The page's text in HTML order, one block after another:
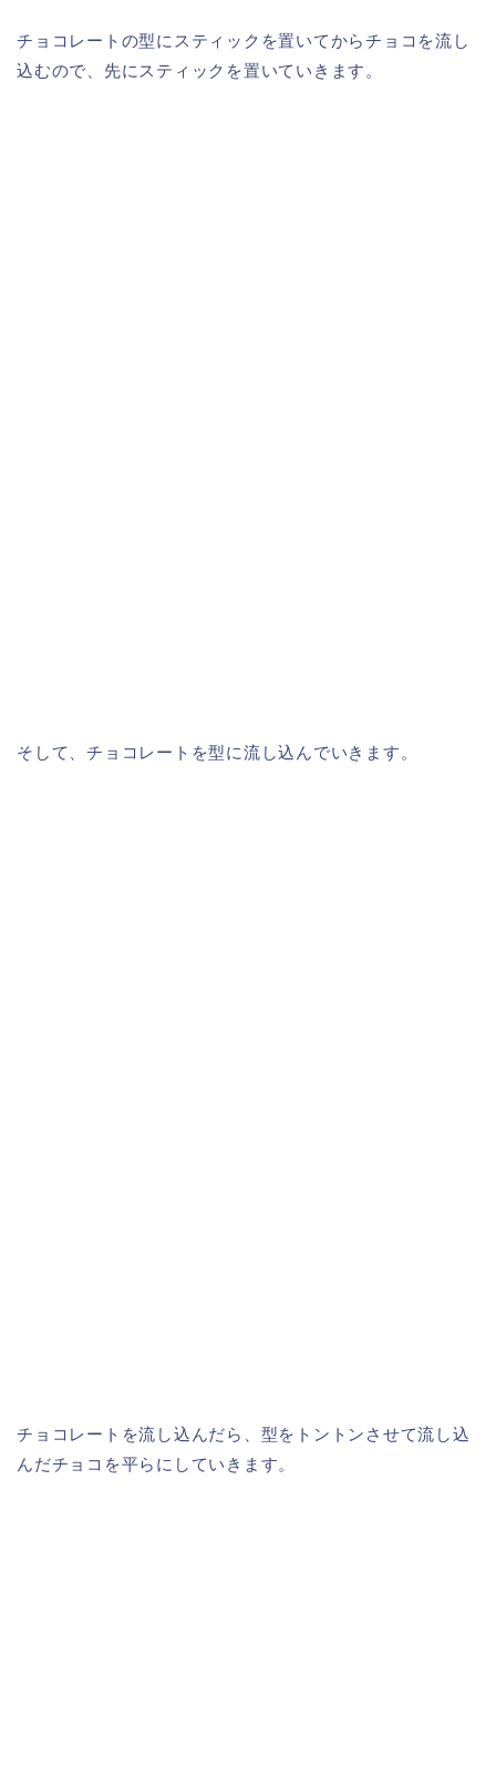
チョコレートの型にスティックを置いてからチョコを流し
込むので、先にスティックを置いていきます。
そして、チョコレートを型に流し込んでいきます。
チョコレートを流し込んだら、型をトントンさせて流し込
んだチョコを平らにしていきます。